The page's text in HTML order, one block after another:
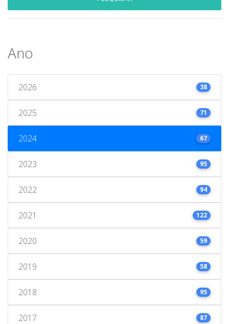
Ano
2026 38
2025 71
2024 67
2023 95
2022 94
2021 122
2020 59
2019 58
2018 95
2017 87